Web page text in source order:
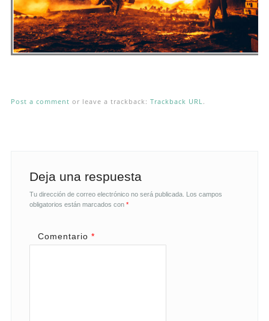
Post a comment or leave a trackback: Trackback URL .
Deja una respuesta
Tu dirección de correo electrónico no será publicada. Los campos
obligatorios están marcados con *
Comentario *